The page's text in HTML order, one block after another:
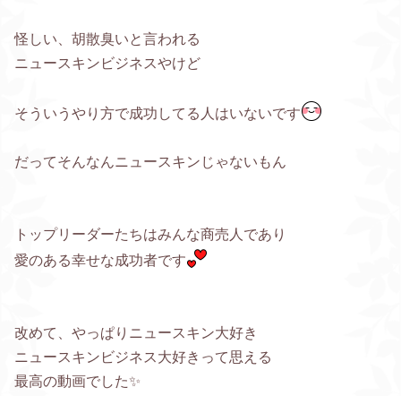
怪しい、胡散臭いと言われる
ニュースキンビジネスやけど
そういうやり方で成功してる人はいないです
だってそんなんニュースキンじゃないもん
トップリーダーたちはみんな商売人であり
愛のある幸せな成功者です
改めて、やっぱりニュースキン大好き
ニュースキンビジネス大好きって思える
最高の動画でした✨